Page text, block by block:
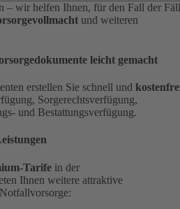
– wir helfen Ihnen, für den Fall der
und weiteren
leicht gemacht
erstellen Sie schnell und
Sorgerechtsverfügung,
und Bestattungsverfügung.
Tarife in der
Ihnen weitere attraktive